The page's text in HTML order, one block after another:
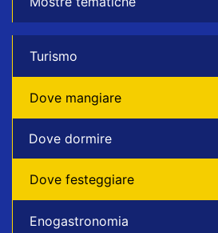
Turismo
Dove mangiare
Dove dormire
Dove festeggiare
Enogastronomia